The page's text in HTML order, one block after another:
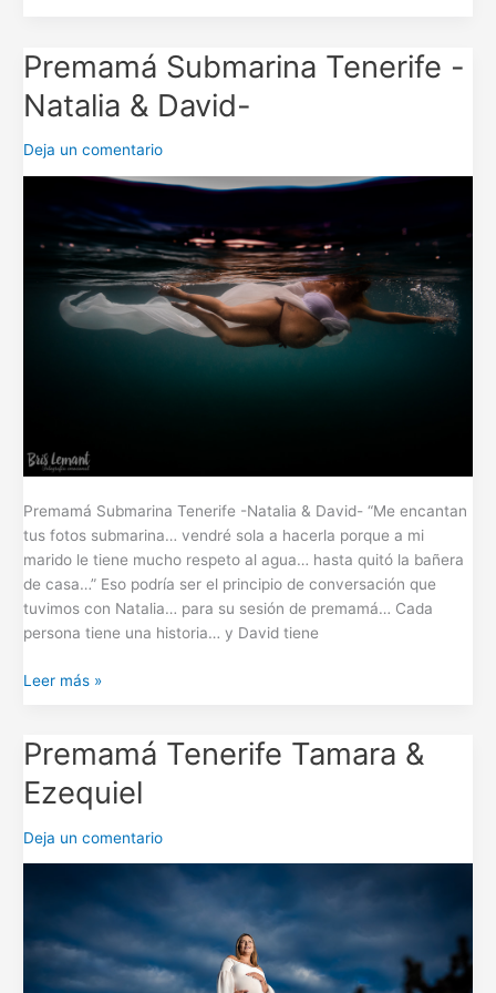
Premamá Submarina Tenerife -
Natalia & David-
Deja un comentario
Premamá Submarina Tenerife -Natalia & David- “Me encantan
tus fotos submarina… vendré sola a hacerla porque a mi
marido le tiene mucho respeto al agua… hasta quitó la bañera
de casa…” Eso podría ser el principio de conversación que
tuvimos con Natalia… para su sesión de premamá… Cada
persona tiene una historia… y David tiene
Premamá
Submarina
Tenerife
Natalia
&
David-
Leer más »
Premamá Tenerife Tamara &
Ezequiel
Deja un comentario
Premamá
Tenerife
Tamara
Ezequiel